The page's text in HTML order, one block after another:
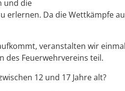
und die
erlernen. Da die Wettkämpfe
veranstalten wir
des Feuerwehrvereins teil.
12 und 17 Jahre alt?